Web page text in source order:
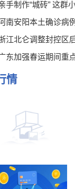
手制作“城砖” 这群
南安阳本土确诊病
江北仑调整封控区后首
东加强春运期间重
情